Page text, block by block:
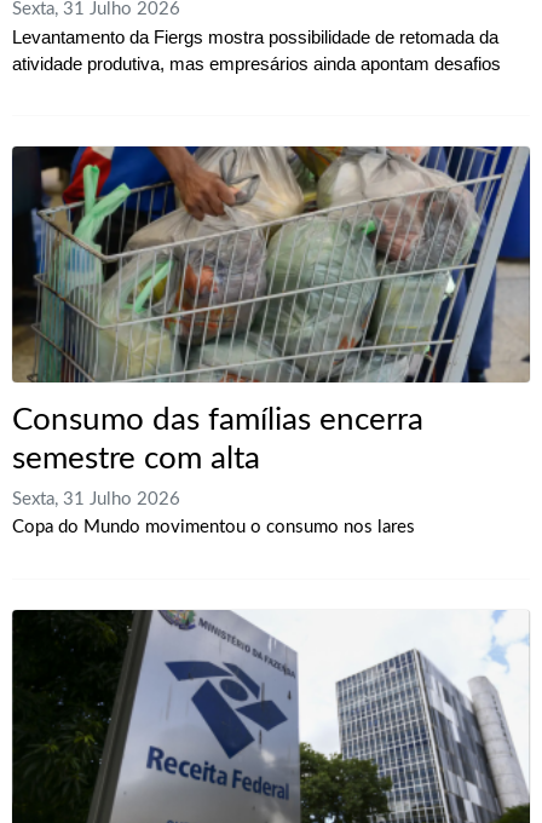
Sexta, 31 Julho 2026
Levantamento da Fiergs mostra possibilidade de retomada da
atividade produtiva, mas empresários ainda apontam desafios
Consumo das famílias encerra
semestre com alta
Sexta, 31 Julho 2026
Copa do Mundo movimentou o consumo nos lares